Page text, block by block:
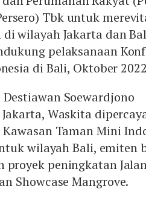
Tbk untuk
wilayah Jakarta dan
pelaksanaan
di Bali, Oktober
Soewardjono
Waskita
Taman Mini
wilayah Bali, emiten
proyek peningkatan
Showcase Mangrove.